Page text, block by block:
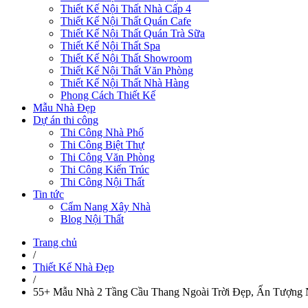
Thiết Kế Nội Thất Nhà Cấp 4
Thiết Kế Nội Thất Quán Cafe
Thiết Kế Nội Thất Quán Trà Sữa
Thiết Kế Nội Thất Spa
Thiết Kế Nội Thất Showroom
Thiết Kế Nội Thất Văn Phòng
Thiết Kế Nội Thất Nhà Hàng
Phong Cách Thiết Kế
Mẫu Nhà Đẹp
Dự án thi công
Thi Công Nhà Phố
Thi Công Biệt Thự
Thi Công Văn Phòng
Thi Công Kiến Trúc
Thi Công Nội Thất
Tin tức
Cẩm Nang Xây Nhà
Blog Nội Thất
Trang chủ
/
Thiết Kế Nhà Đẹp
/
55+ Mẫu Nhà 2 Tầng Cầu Thang Ngoài Trời Đẹp, Ấn Tượng